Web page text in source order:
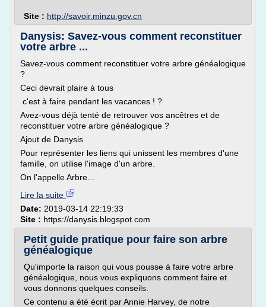
Site : http://savoir.minzu.gov.cn
Danysis: Savez-vous comment reconstituer
votre arbre ...
Savez-vous comment reconstituer votre arbre généalogique
?
Ceci devrait plaire à tous
c'est à faire pendant les vacances ! ?
Avez-vous déjà tenté de retrouver vos ancêtres et de
reconstituer votre arbre généalogique ?
Ajout de Danysis
Pour représenter les liens qui unissent les membres d'une
famille, on utilise l'image d'un arbre.
On l'appelle Arbre...
Lire la suite
Date: 2019-03-14 22:19:33
Site : https://danysis.blogspot.com
Petit guide pratique pour faire son arbre
généalogique
Qu'importe la raison qui vous pousse à faire votre arbre
généalogique, nous vous expliquons comment faire et
vous donnons quelques conseils.
Ce contenu a été écrit par Annie Harvey, de notre